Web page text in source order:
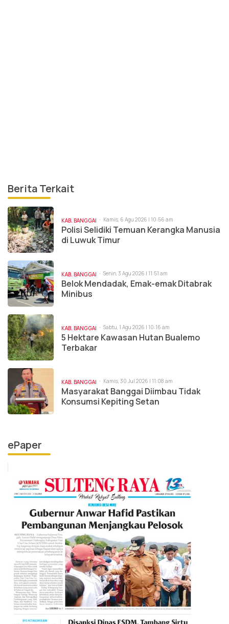
Berita Terkait
KAB. BANGGAI Kamis, 6 Agu 2026 | 10:56 am
Polisi Selidiki Temuan Kerangka Manusia
di Luwuk Timur
KAB. BANGGAI Senin, 3 Agu 2026 | 11:51 am
Belok Mendadak, Emak-emak Ditabrak
Minibus
KAB. BANGGAI Sabtu, 1 Agu 2026 | 10:16 am
5 Hektare Kawasan Hutan Bualemo
Terbakar
KAB. BANGGAI Kamis, 30 Jul 2026 | 11:08 am
Masyarakat Banggai Diimbau Tidak
Konsumsi Kepiting Setan
ePaper